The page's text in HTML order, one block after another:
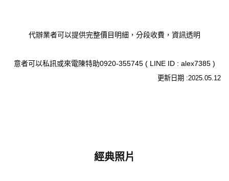
代辦業者可以提供完整價目明細，分段收費，資訊透明
意者可以私訊或來電陳特助0920-355745 ( LINE ID : alex7385 )
更新日期 :2025.05.12
經典照片